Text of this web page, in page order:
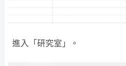
進入「研究室」。